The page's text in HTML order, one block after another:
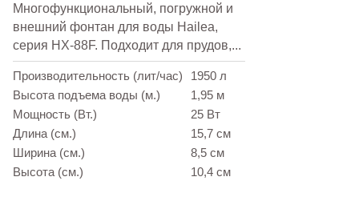
Многофункциональный, погружной и
внешний фонтан для воды Hailea,
серия HX-88F. Подходит для прудов,...
Производительность (лит/час)
1950 л
Высота подъема воды (м.)
1,95 м
Мощность (Вт.)
25 Вт
Длина (см.)
15,7 см
Ширина (см.)
8,5 см
Высота (см.)
10,4 см